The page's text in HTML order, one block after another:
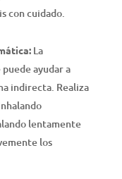
con cuidado.
La
ayudar a
indirecta. Realiza
lentamente
los